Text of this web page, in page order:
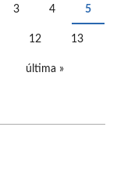
3 4 5
12 13
última »